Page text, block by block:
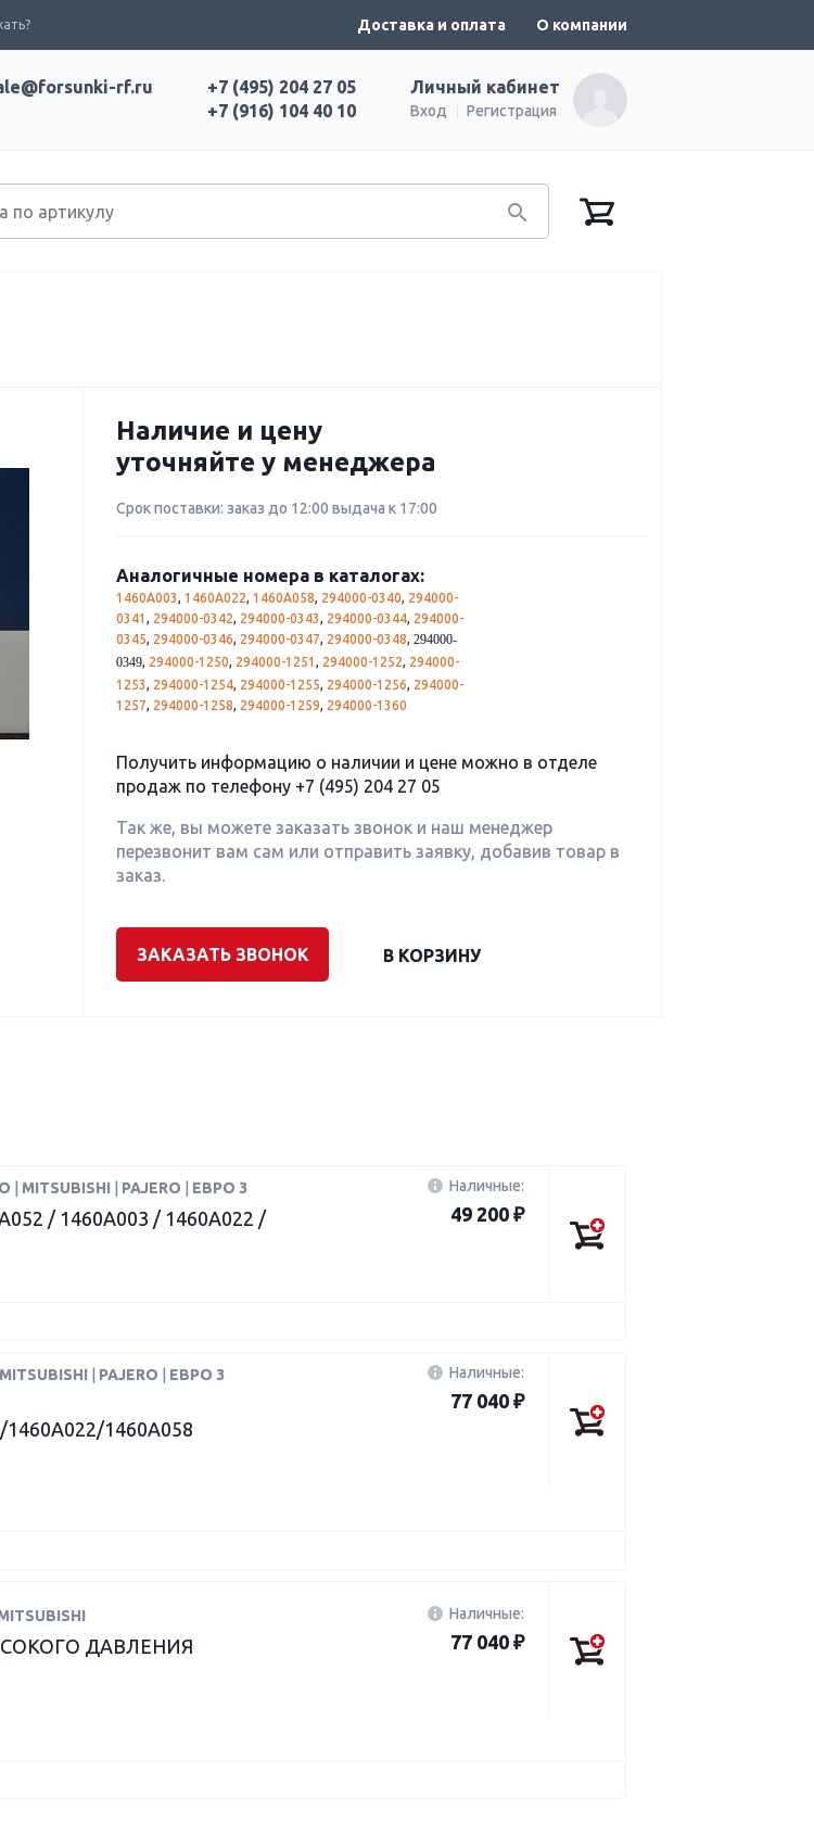
Доставка и оплата О компании
Личный кабинет
Вход Регистрация
+7 (495) 204 27 05
+7 (916) 104 40 10
rf.ru
Наличие и цену
уточняйте у менеджера
Срок поставки: заказ до 12:00 выдача к 17:00
Аналогичные номера в каталогах:
1460A003, 1460A022, 1460A058, 294000-0340, 294000-
0341 , 294000-0342, 294000-0343, 294000-0344, 294000-
0345, 294000-0346, 294000-0347, 294000-0348, 294000-
0349, 294000-1250, 294000-1251 , 294000-1252, 294000-
1253, 294000-1254, 294000-1255, 294000-1256, 294000-
1257, 294000-1258, 294000-1259, 294000-1360
Получить информацию о наличии и цене можно в отделе
продаж по телефону +7 (495) 204 27 05
Так же, вы можете заказать звонок и наш менеджер
перезвонит вам сам или отправить заявку, добавив товар в
заказ.
ЗАКАЗАТЬ ЗВОНОК В КОРЗИНУ
MITSUBISHI PAJERO ЕВРО 3
/ 1460A003 / 1460A022 /
Наличные:
49 200 ₽
MITSUBISHI PAJERO ЕВРО 3
1460A058
Наличные:
77 040 ₽
ДАВЛЕНИЯ
Наличные:
77 040 ₽